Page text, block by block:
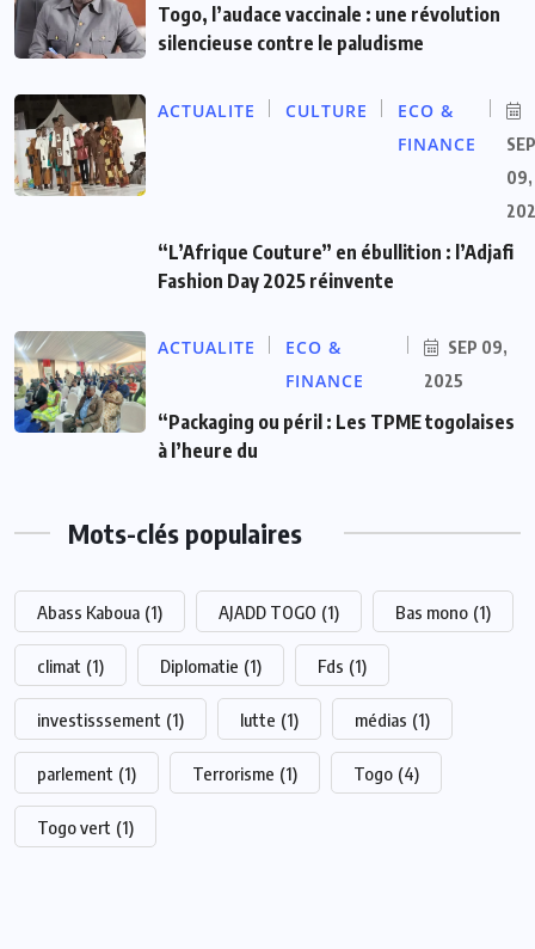
Togo, l’audace vaccinale : une révolution
silencieuse contre le paludisme
ACTUALITE CULTURE
ECO &
FINANCE
SEP
09,
“L’Afrique Couture” en ébullition : l’Adjafi
Fashion Day 2025 réinvente
ACTUALITE
ECO &
FINANCE
SEP 09,
2025
“Packaging ou péril : Les TPME togolaises
à l’heure du
Mots-clés populaires
Abass Kaboua (1) AJADD TOGO (1) Bas mono (1)
climat (1) Diplomatie (1) Fds (1)
investisssement (1) lutte (1) médias (1)
parlement (1) Terrorisme (1) Togo (4)
Togo vert (1)